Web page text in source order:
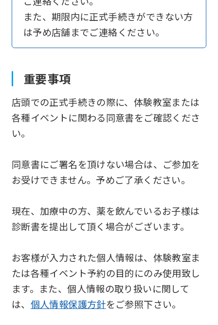
また、期限内に正式手続きができない方
は予め店舗までご連絡ください。
重要事項
店頭での正式手続きの際に、体験教室または
各種イベントに関わる同意書をご確認くださ
い。
同意書にご署名を頂けない場合は、ご参加を
お受けできません。予めご了承ください。
現在、加療中の方、薬を飲んでいるお子様は
診断書を提出して頂く場合がございます。
お客様が入力された個人情報は、体験教室ま
たは各種イベント予約の目的にのみ使用致し
ます。また、個人情報の取り扱いに関して
は、 個人情報保護方針をご参照下さい。